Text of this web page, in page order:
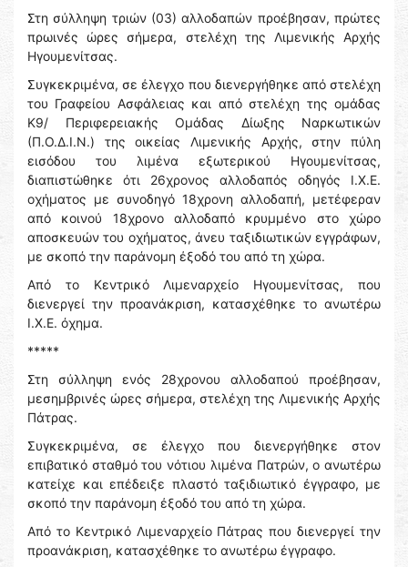
Στη σύλληψη τριών (03) αλλοδαπών προέβησαν, πρώτες
πρωινές ώρες σήμερα, στελέχη της Λιμενικής Αρχής
Ηγουμενίτσας.
Συγκεκριμένα, σε έλεγχο που διενεργήθηκε από στελέχη
του Γραφείου Ασφάλειας και από στελέχη της ομάδας
Κ9/ Περιφερειακής Ομάδας Δίωξης Ναρκωτικών
(Π.Ο.Δ.Ι.Ν.) της οικείας Λιμενικής Αρχής, στην πύλη
εισόδου του λιμένα εξωτερικού Ηγουμενίτσας,
διαπιστώθηκε ότι 26χρονος αλλοδαπός οδηγός Ι.Χ.Ε.
οχήματος με συνοδηγό 18χρονη αλλοδαπή, μετέφεραν
από κοινού 18χρονο αλλοδαπό κρυμμένο στο χώρο
αποσκευών του οχήματος, άνευ ταξιδιωτικών εγγράφων,
με σκοπό την παράνομη έξοδό του από τη χώρα.
Από το Κεντρικό Λιμεναρχείο Ηγουμενίτσας, που
διενεργεί την προανάκριση, κατασχέθηκε το ανωτέρω
Ι.Χ.Ε. όχημα.
*****
Στη σύλληψη ενός 28χρονου αλλοδαπού προέβησαν,
μεσημβρινές ώρες σήμερα, στελέχη της Λιμενικής Αρχής
Πάτρας.
Συγκεκριμένα, σε έλεγχο που διενεργήθηκε στον
επιβατικό σταθμό του νότιου λιμένα Πατρών, ο ανωτέρω
κατείχε και επέδειξε πλαστό ταξιδιωτικό έγγραφο, με
σκοπό την παράνομη έξοδό του από τη χώρα.
Από το Κεντρικό Λιμεναρχείο Πάτρας που διενεργεί την
προανάκριση, κατασχέθηκε το ανωτέρω έγγραφο.